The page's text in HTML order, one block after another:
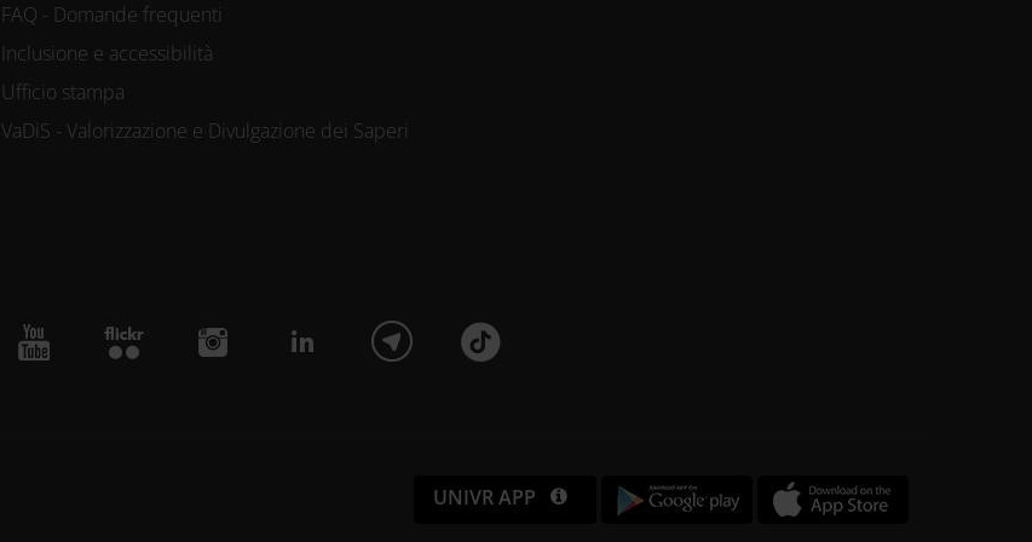
FAQ - Domande frequenti
Inclusione e accessibilità
Ufficio stampa
VaDiS - Valorizzazione e Divulgazione dei Saperi
UNIVR APP